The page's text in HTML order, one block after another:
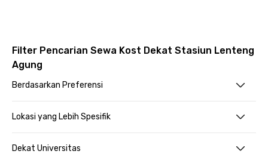
Filter Pencarian Sewa Kost Dekat Stasiun Lenteng
Agung
Berdasarkan Preferensi
Lokasi yang Lebih Spesifik
Dekat Universitas